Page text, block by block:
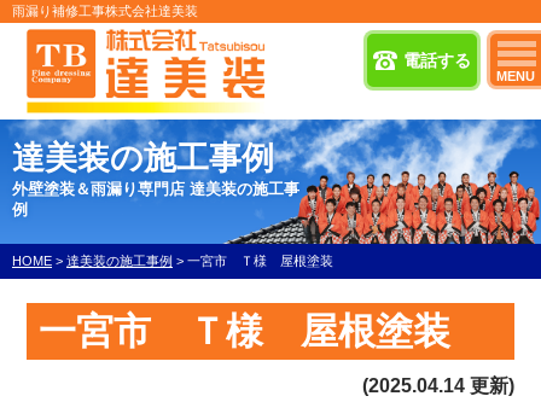
電話する
MENU
雨漏り補修工事株式会社達美装
達美装の施工事例
外壁塗装＆雨漏り専門店 達美装の施工事
例
HOME > 達美装の施工事例 > 一宮市 Ｔ様 屋根塗装
一宮市 Ｔ様 屋根塗装
(2025.04.14 更新)